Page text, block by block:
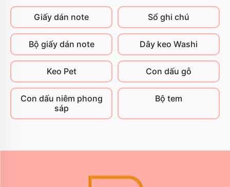
Giấy dán note Sổ ghi chú
Bộ giấy dán note Dây keo Washi
Keo Pet Con dấu gỗ
Con dấu niêm phong
sáp
Bộ tem